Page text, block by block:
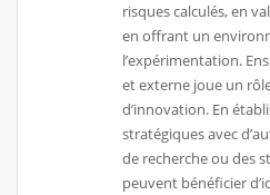
risques calculés, en
en offrant un
l’expérimentation.
et externe joue un
d’innovation. En
stratégiques avec
de recherche ou des
peuvent bénéficier